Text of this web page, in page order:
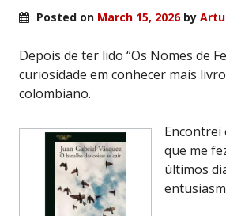
Posted on March 15, 2026by
Depois de ter lido “Os Nomes de
curiosidade em conhecer mais
colombiano.
Encontrei
que me
últimos